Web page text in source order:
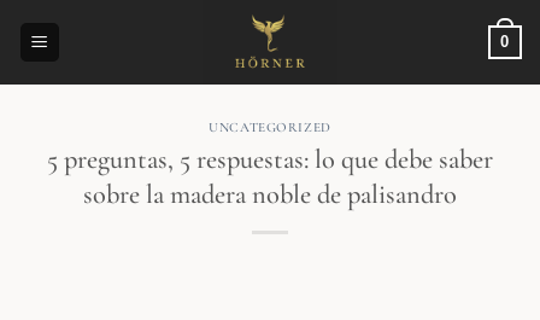
0
UNCATEGORIZED
5 preguntas, 5 respuestas: lo que debe saber
sobre la madera noble de palisandro